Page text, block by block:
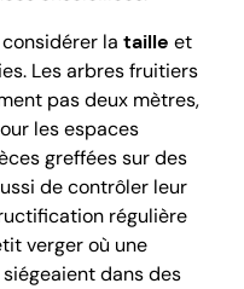
la taille et
Les arbres fruitiers
pas deux mètres,
les espaces
greffées sur des
de contrôler leur
régulière
verger où une
dans des